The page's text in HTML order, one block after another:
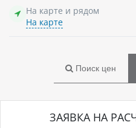
На карте и рядом
На карте
Поиск цен
ЗАЯВКА НА